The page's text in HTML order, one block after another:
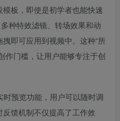
板，即使是初学者也能快速
种特效滤镜、转场效果和动
即可应用到视频中。这种“所
作门槛，让用户能够专注于创
预览功能，用户可以随时调
馈机制不仅提高了工作效